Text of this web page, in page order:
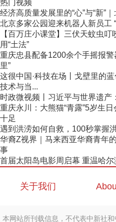
热门视频
经济高质量发展里的“心”与“新”
北京多家公园迎来机器人新员工
【百万庄小课堂】三伏天蚊虫
用“土法”
重庆忠县配备1200余个手摇报
里”
这很中国·科技在场丨戈壁里的
技术与当...
时政微视频丨习近平与世界遗产
重庆永川：大熊猫“青露”5岁生
十足
遇到洪涝如何自救，100秒掌握
华裔Z视界｜马来西亚华裔青年
事
首届太阳岛电影周启幕 重温哈
关于我们
本网站所刊载信息，不代表中新社